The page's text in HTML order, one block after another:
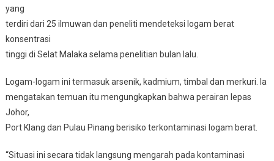
yang
terdiri dari 25 ilmuwan dan peneliti mendeteksi logam berat
konsentrasi
tinggi di Selat Malaka selama penelitian bulan lalu.
Logam-logam ini termasuk arsenik, kadmium, timbal dan merkuri. Ia
mengatakan temuan itu mengungkapkan bahwa perairan lepas
Johor,
Port Klang dan Pulau Pinang berisiko terkontaminasi logam berat.
“Situasi ini secara tidak langsung mengarah pada kontaminasi